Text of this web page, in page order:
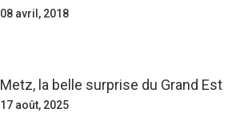
08 avril, 2018
Metz, la belle surprise du Grand Est
17 août, 2025